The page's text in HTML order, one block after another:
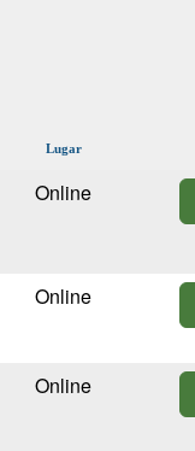
Lugar
Online
Online
Online